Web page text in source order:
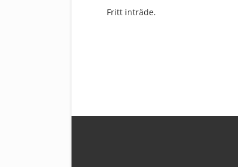
Fritt inträde.